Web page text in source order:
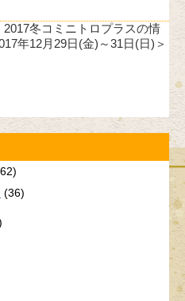
2017冬コミニトロプラスの情
年12月29日(金)～31日(日)＞
(36)